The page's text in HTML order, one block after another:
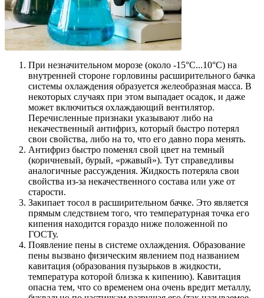
При незначительном морозе (около -15°С...10°С) на
внутренней стороне горловины расширительного бачка
системы охлаждения образуется желеобразная масса. В
некоторых случаях при этом выпадает осадок, и даже
может включиться охлаждающий вентилятор.
Перечисленные признаки указывают либо на
некачественный антифриз, который быстро потерял
свои свойства, либо на то, что его давно пора менять.
Антифриз быстро поменял свой цвет на темный
(коричневый, бурый, «ржавый»). Тут справедливы
аналогичные рассуждения. Жидкость потеряла свои
свойства из-за некачественного состава или уже от
старости.
Закипает тосол в расширительном бачке. Это является
прямым следствием того, что температурная точка его
кипения находится гораздо ниже положенной по
ГОСТу.
Появление пены в системе охлаждения. Образование
пены вызвано физическим явлением под названием
кавитация (образования пузырьков в жидкости,
температура которой близка к кипению). Кавитация
опасна тем, что со временем она очень вредит металлу,